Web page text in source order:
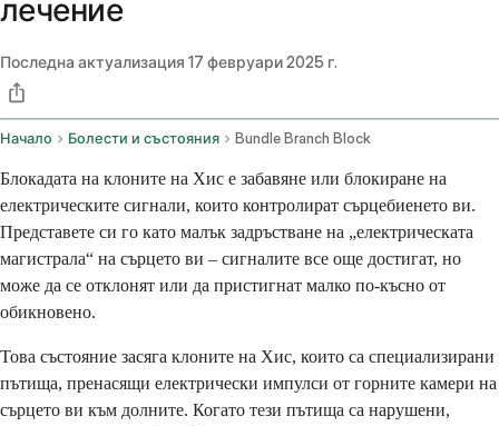
лечение
Последна актуализация 17 февруари 2025 г.
Начало Болести и състояния Bundle Branch Block
Блокадата на клоните на Хис е забавяне или блокиране на
електрическите сигнали, които контролират сърцебиенето ви.
Представете си го като малък задръстване на „електрическата
магистрала“ на сърцето ви – сигналите все още достигат, но
може да се отклонят или да пристигнат малко по-късно от
обикновено.
Това състояние засяга клоните на Хис, които са специализирани
пътища, пренасящи електрически импулси от горните камери на
сърцето ви към долните. Когато тези пътища са нарушени,